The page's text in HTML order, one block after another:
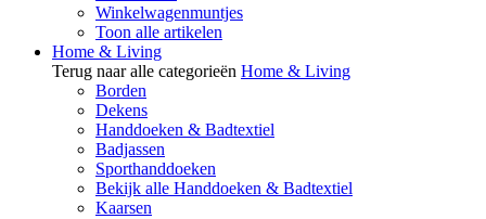
Winkelwagenmuntjes
Toon alle artikelen
Home & Living
Terug naar alle categorieën Home & Living
Borden
Dekens
Handdoeken & Badtextiel
Badjassen
Sporthanddoeken
Bekijk alle Handdoeken & Badtextiel
Kaarsen